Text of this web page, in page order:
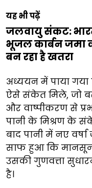
यह भी पढ़ें
जलवायु संकट:
भूजल कार्बन जमा
बन रहा है खतरा
अध्ययन में पाया
ऐसे संकेत मिले, जो
और वाष्पीकरण से
पानी के मिश्रण के
बाद पानी में नए
साफ हुआ कि
उसकी गुणवत्ता
है।